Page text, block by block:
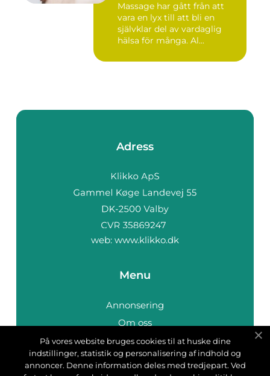
Massage har gått från att
vara en lyx till att bli en
självklar del av vardaglig
hälsa för många. Al...
Adress
web: www.klikko.dk
Menu
Annonsering
Om oss
Cookies
Kontakta oss
På vores website bruges cookies til at huske dine
indstillinger, statistik og personalisering af indhold og
annoncer. Denne information deles med tredjepart. Ved